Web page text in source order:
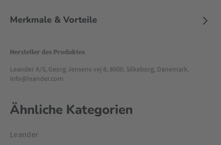
Merkmale & Vorteile
Hersteller des Produktes
Leander A/S, Georg Jensens vej 8, 8600, Silkeborg, Dänemark,
info@leander.com
Ähnliche Kategorien
Leander